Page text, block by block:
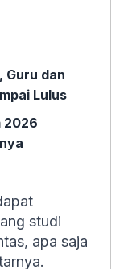
Guru dan
Lulus
2026
studi
apa saja